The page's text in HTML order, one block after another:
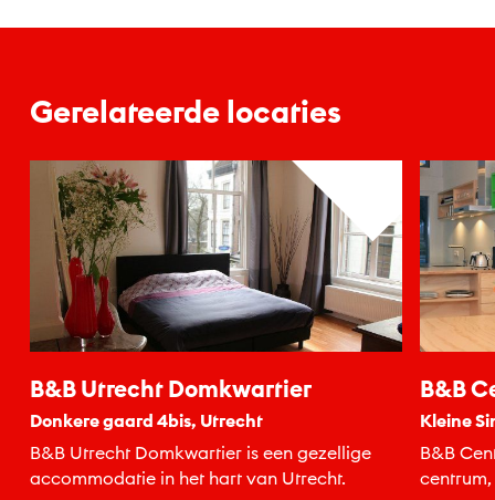
Gerelateerde locaties
B&B Utrecht Domkwartier
Donkere gaard 4bis, Utrecht
B&B Utrecht Domkwartier is een gezellige
accommodatie in het hart van Utrecht.
B&B
Kleine
B&B